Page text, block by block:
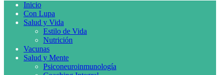
Inicio
Con Lupa
Salud y Vida
Estilo de Vida
Nutrición
Vacunas
Salud y Mente
Psiconeuroinmunología